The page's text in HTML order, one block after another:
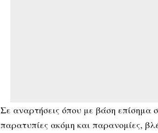
Σε αναρτήσεις όπου με βάση επίσημα
παρατυπίες ακόμη και παρανομίες,